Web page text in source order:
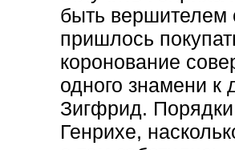
быть вершителем
пришлось
коронование
одного знамени
Зигфрид.
Генрихе,